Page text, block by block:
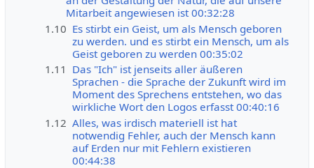
Mitarbeit angewiesen ist 00:32:28
1.10 Es stirbt ein Geist, um als Mensch geboren
zu werden. und es stirbt ein Mensch, um als
Geist geboren zu werden 00:35:02
1.11 Das "Ich" ist jenseits aller äußeren
Sprachen - die Sprache der Zukunft wird im
Moment des Sprechens entstehen, wo das
wirkliche Wort den Logos erfasst 00:40:16
1.12 Alles, was irdisch materiell ist hat
notwendig Fehler, auch der Mensch kann
auf Erden nur mit Fehlern existieren
00:44:38